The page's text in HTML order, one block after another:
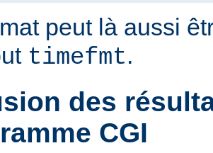
peut là aussi
timefmt.
des
CGI